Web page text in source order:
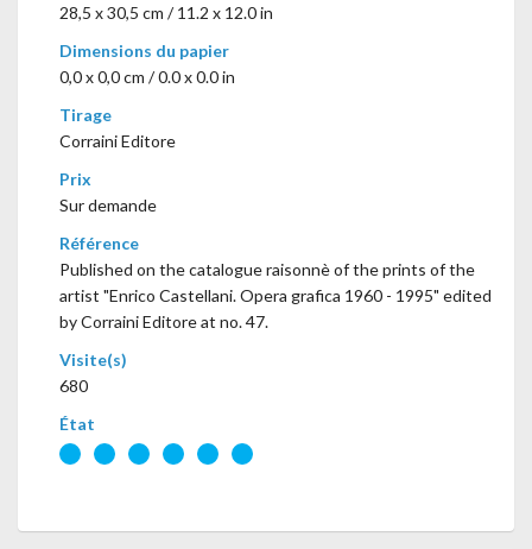
28,5 x 30,5 cm / 11.2 x 12.0 in
Dimensions du papier
0,0 x 0,0 cm / 0.0 x 0.0 in
Tirage
Corraini Editore
Prix
Sur demande
Référence
Published on the catalogue raisonnè of the prints of the
artist "Enrico Castellani. Opera grafica 1960 - 1995" edited
by Corraini Editore at no. 47.
Visite(s)
680
État